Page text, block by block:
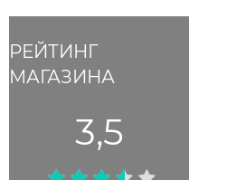
РЕЙТИНГ
МАГАЗИНА
3,5